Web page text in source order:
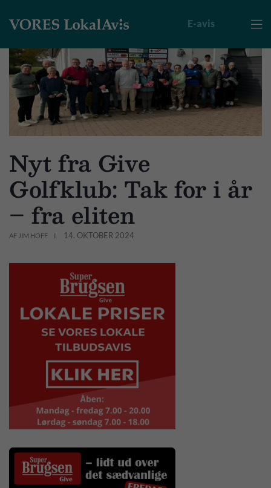

E-avis
Nyt fra Give
Golfklub: Tak for i år
– fra eliten
AF JIM HOFF 14. OKTOBER 2024